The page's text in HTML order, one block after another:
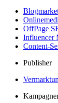
OffPage
Influencer
Content-
Publisher